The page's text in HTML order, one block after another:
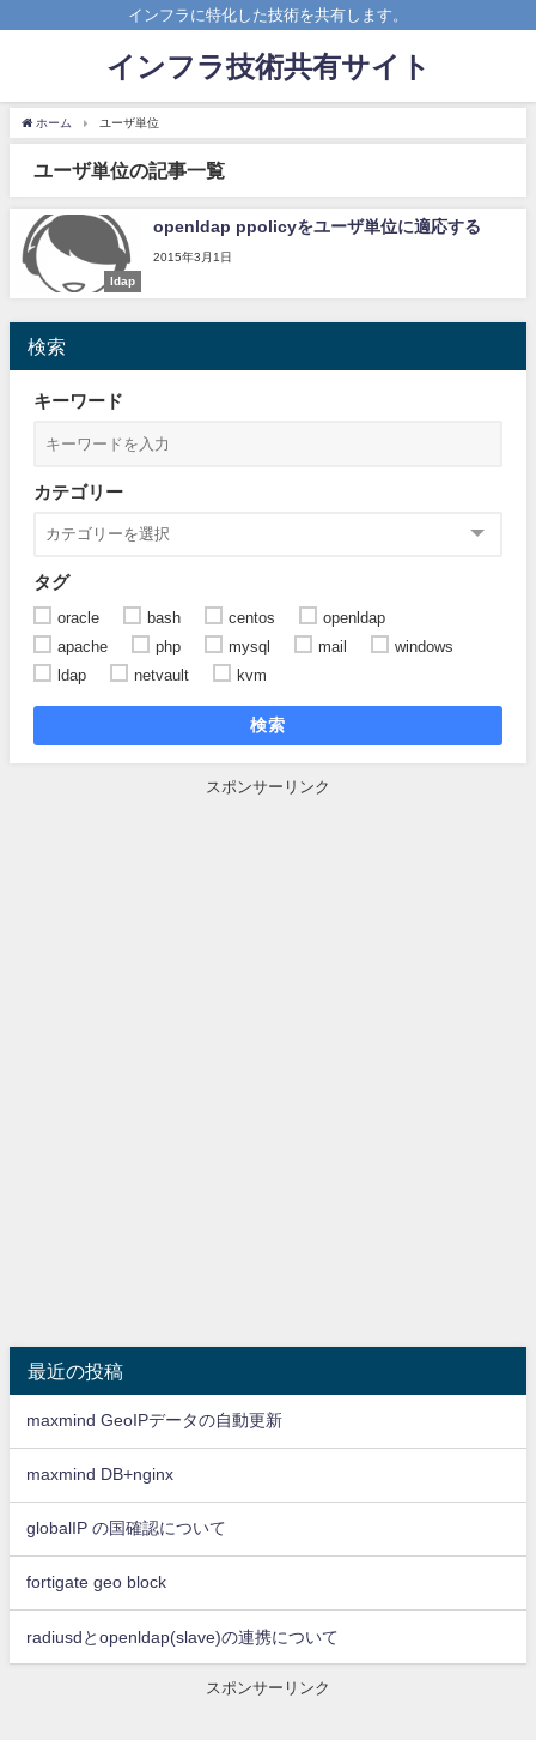
インフラに特化した技術を共有します。
インフラ技術共有サイト
ホーム ユーザ単位
ユーザ単位の記事一覧
ldap
openldap ppolicyをユーザ単位に適応する
2015年3月1日
検索
キーワード
カテゴリー
タグ
oracle bash centos
openldap
apache
php mysql mail
windows
ldap
netvault kvm
検索
スポンサーリンク
最近の投稿
maxmind GeoIPデータの自動更新
maxmind DB+nginx
globalIP の国確認について
fortigate geo block
radiusdとopenldap(slave)の連携について
スポンサーリンク